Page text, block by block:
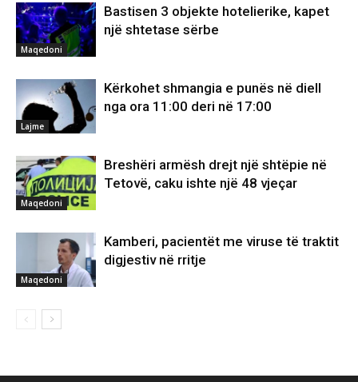
Maqedoni
Bastisen 3 objekte hotelierike, kapet
një shtetase sërbe
Lajme
Kërkohet shmangia e punës në diell
nga ora 11:00 deri në 17:00
Maqedoni
Breshëri armësh drejt një shtëpie në
Tetovë, caku ishte një 48 vjeçar
Maqedoni
Kamberi, pacientët me viruse të traktit
digjestiv në rritje